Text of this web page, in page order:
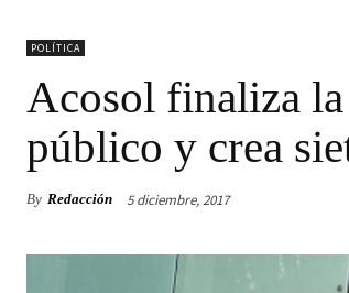
POLÍTICA
Acosol finaliza la
público y crea
By Redacción 5 diciembre, 2017